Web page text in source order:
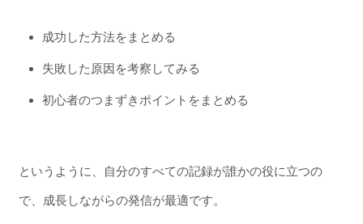
成功した方法をまとめる
失敗した原因を考察してみる
初心者のつまずきポイントをまとめる
というように、自分のすべての記録が誰かの役に立つの
で、成長しながらの発信が最適です。